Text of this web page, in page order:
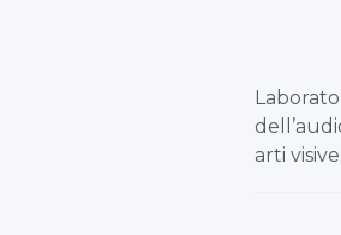
arti visive.